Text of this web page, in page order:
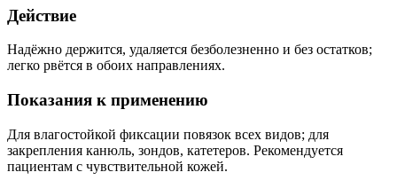
Действие
Надёжно держится, удаляется безболезненно и без остатков;
легко рвётся в обоих направлениях.
Показания к применению
Для влагостойкой фиксации повязок всех видов; для
закрепления канюль, зондов, катетеров. Рекомендуется
пациентам с чувствительной кожей.